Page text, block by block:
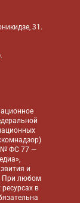
31.
№ ФС 77 —
и
При любом
в